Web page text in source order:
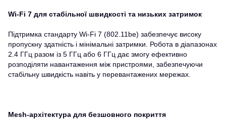
Wi-Fi 7 для стабільної швидкості та низьких затримок
Підтримка стандарту Wi-Fi 7 (802.11be) забезпечує високу
пропускну здатність і мінімальні затримки. Робота в діапазонах
2.4 ГГц разом із 5 ГГц або 6 ГГц дає змогу ефективно
розподіляти навантаження між пристроями, забезпечуючи
стабільну швидкість навіть у перевантажених мережах.
Mesh-архітектура для безшовного покриття